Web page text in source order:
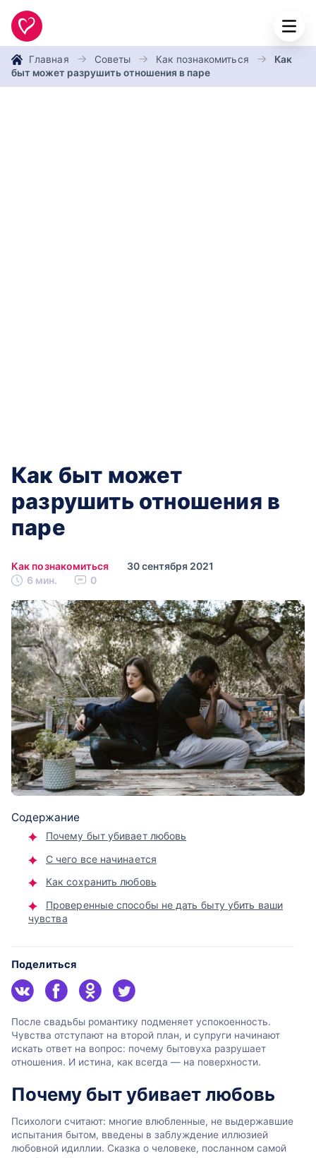
Главная Советы Как познакомиться
Как
быт может разрушить отношения в паре
Как быт может
разрушить отношения в
паре
Как познакомиться
30 сентября 2021
6 мин.
0
Содержание
Почему быт убивает любовь
С чего все начинается
Как сохранить любовь
Проверенные способы не дать быту убить ваши
чувства
Поделиться
После свадьбы романтику подменяет успокоенность.
Чувства отступают на второй план, и супруги начинают
искать ответ на вопрос: почему бытовуха разрушает
отношения. И истина, как всегда ― на поверхности.
Почему быт убивает любовь
Психологи считают: многие влюбленные, не выдержавшие
испытания бытом, введены в заблуждение иллюзией
любовной идиллии. Сказка о человеке, посланном самой